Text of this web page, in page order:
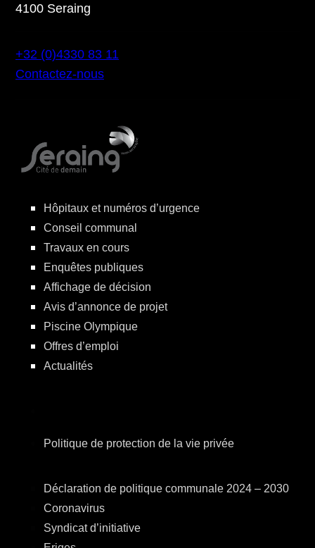
4100 Seraing
+32 (0)4330 83 11
Contactez-nous
Hôpitaux et numéros d’urgence
Conseil communal
Travaux en cours
Enquêtes publiques
Affichage de décision
Avis d’annonce de projet
Piscine Olympique
Offres d’emploi
Actualités
Politique de protection de la vie privée
Déclaration de politique communale 2024 – 2030
Coronavirus
Syndicat d’initiative